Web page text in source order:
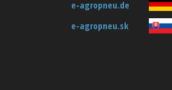
e-agropneu.de
e-agropneu.sk